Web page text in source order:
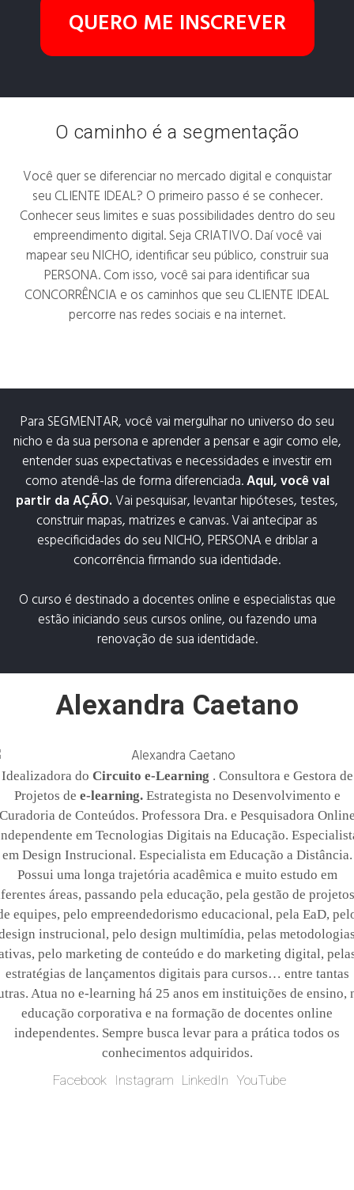
QUERO ME INSCREVER
O caminho é a segmentação
Você quer se diferenciar no mercado digital e conquistar
seu CLIENTE IDEAL? O primeiro passo é se conhecer.
Conhecer seus limites e suas possibilidades dentro do seu
empreendimento digital. Seja CRIATIVO. Daí você vai
mapear seu NICHO, identificar seu público, construir sua
PERSONA. Com isso, você sai para identificar sua
CONCORRÊNCIA e os caminhos que seu CLIENTE IDEAL
percorre nas redes sociais e na internet.
Para SEGMENTAR, você vai mergulhar no universo do seu
nicho e da sua persona e aprender a pensar e agir como ele,
entender suas expectativas e necessidades e investir em
como atendê-las de forma diferenciada.Aqui, você vai
partir da AÇÃO.Vai pesquisar, levantar hipóteses, testes,
construir mapas, matrizes e canvas. Vai antecipar as
especificidades do seu NICHO, PERSONA e driblar a
concorrência firmando sua identidade.
O curso é destinado a docentes online e especialistas que
estão iniciando seus cursos online, ou fazendo uma
renovação de sua identidade.
Alexandra Caetano
Idealizadora do Circuito e-Learning . Consultora e Gestora de
Projetos de e-learning.Estrategista no Desenvolvimento e
de Conteúdos. Professora Dra. e Pesquisadora
em Tecnologias Digitais na Educação.
em Design Instrucional. Especialista em Educação a Distância.
Possui uma longa trajetória acadêmica e muito estudo em
áreas, passando pela educação, pela gestão de
equipes, pelo empreendedorismo educacional, pela EaD,
instrucional, pelo design multimídia, pelas
pelo marketing de conteúdo e do marketing digital,
estratégias de lançamentos digitais para cursos… entre tantas
Atua no e-learning há 25 anos em instituições de ensino,
educação corporativa e na formação de docentes online
independentes. Sempre busca levar para a prática todos os
conhecimentos adquiridos.
Facebook Instagram LinkedIn YouTube